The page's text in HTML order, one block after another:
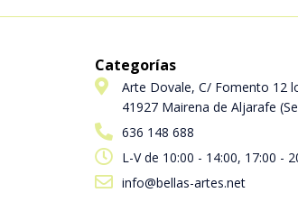
Categorías
Arte Dovale, C/ Fomento 12
41927 Mairena de Aljarafe
636 148 688
L-V de 10:00 - 14:00, 17:00 -
info@bellas-artes.net